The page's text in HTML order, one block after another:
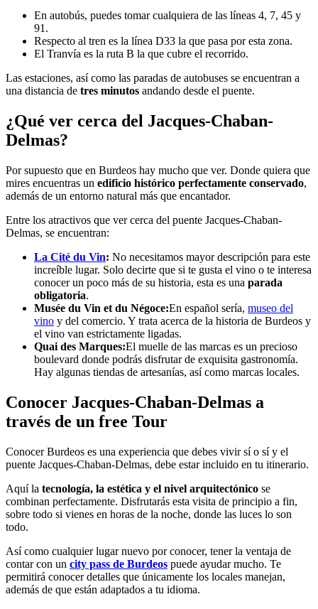
En autobús, puedes tomar cualquiera de las líneas 4, 7, 45 y
91.
Respecto al tren es la línea D33 la que pasa por esta zona.
El Tranvía es la ruta B la que cubre el recorrido.
Las estaciones, así como las paradas de autobuses se encuentran a
una distancia de tres minutos andando desde el puente.
¿Qué ver cerca del Jacques-Chaban-
Delmas?
Por supuesto que en Burdeos hay mucho que ver. Donde quiera que
mires encuentras un edificio histórico perfectamente conservado,
además de un entorno natural más que encantador.
Entre los atractivos que ver cerca del puente Jacques-Chaban-
Delmas, se encuentran:
La Cité du Vin: No necesitamos mayor descripción para este
increíble lugar. Solo decirte que si te gusta el vino o te interesa
conocer un poco más de su historia, esta es una parada
obligatoria.
Musée du Vin et du Négoce:En español sería, museo del
vino y del comercio. Y trata acerca de la historia de Burdeos y
el vino van estrictamente ligadas.
Quai des Marques:El muelle de las marcas es un precioso
boulevard donde podrás disfrutar de exquisita gastronomía.
Hay algunas tiendas de artesanías, así como marcas locales.
Conocer Jacques-Chaban-Delmas a
través de un free Tour
Conocer Burdeos es una experiencia que debes vivir sí o sí y el
puente Jacques-Chaban-Delmas, debe estar incluido en tu itinerario.
Aquí la tecnología, la estética y el nivel arquitectónico se
combinan perfectamente. Disfrutarás esta visita de principio a fin,
sobre todo si vienes en horas de la noche, donde las luces lo son
todo.
Así como cualquier lugar nuevo por conocer, tener la ventaja de
contar con un city pass de Burdeos puede ayudar mucho. Te
permitirá conocer detalles que únicamente los locales manejan,
además de que están adaptados a tu idioma.